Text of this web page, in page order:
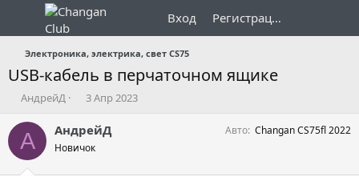
Вход Регистрация
Электроника, электрика, свет CS75
USB-кабель в перчаточном ящике
А
т
о
т
АндрейД
Д
т
н
3 Апр 2023
А АндрейД
Новичок
Авто Changan CS75fl 2022